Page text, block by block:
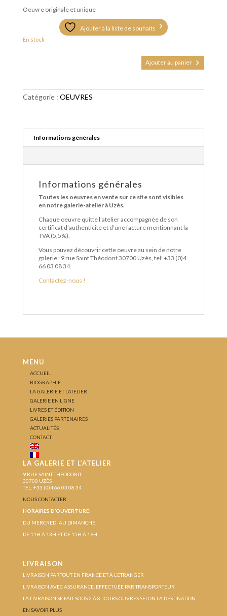
Oeuvre originale et unique
Ajouter à la liste de souhaits
En stock
slow
Ajouter au panier
Catégorie : OEUVRES
Informations générales
Informations générales
Toutes les oeuvres en vente sur ce site sont visibles
en notre galerie-atelier à Uzès.
Chaque oeuvre quitte l’atelier accompagnée de son
certificat d’authenticité et d’une facture mentionnant la
TVA (5,5%).
Vous pouvez découvrir cette oeuvre au sein de notre
galerie : 9 rue Saint Théodorit 30700 Uzès, tel: +33 (0)4
66 03 08 34.
Contactez-nous !
MENU
ACCUEIL
BIOGRAPHIE
LA GALERIE ET L’ATELIER
GALERIE EN LIGNE
LIVRES ET ÉDITION
GALERIES PARTENAIRES
ACTUALITÉS
CONTACT
LA GALERIE ET L’ATELIER
9 RUE SAINT THÉODORIT
30700 UZÈS
TEL: +33 (0)4 66 03 08 34
NOUS CONTACTER
HORAIRES D’OUVERTURE:
DU MERCREDI AU DIMANCHE:
DE 11H À 13H ET DE 15H À 19H
LIVRAISON
LIVRAISON PARTOUT EN FRANCE ET À L’ETRANGER
LIVRAISON AVEC ASSURANCE, EFFECTUÉE PAR TRANSPORTEUR
LA LIVRAISON SE FAIT SOUS 2 À 8 JOURS OUVRÉS SELON LA DESTINATION.
EN SAVOIR PLUS